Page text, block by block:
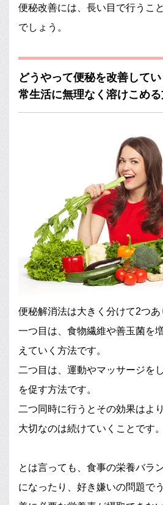
便秘改善には、長い目で行うこ
でしょう。
どうやって便秘を改善して
常生活に無理なく溶けこめる
便秘解消法は大きく分けて2つあ
一つ目は、食物繊維や善玉菌を
えていく方法です。
二つ目は、運動やマッサージを
を促す方法です。
二つ同時に行うとその効果はよ
大切なのは続けていくことです。
とは言っても、食事の栄養バラ
になったり、好き嫌いの問題で